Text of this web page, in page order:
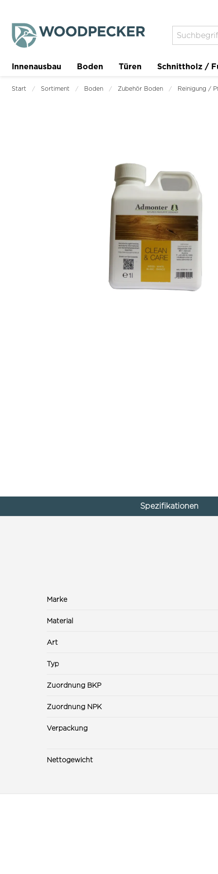
Innenausbau Boden Türen Schnittholz /
Trockenbau Planer
Start Sortiment Boden Zubehör Boden Reinigung /
Spezifikationen
Marke
Material
Art
Typ
Zuordnung BKP
Zuordnung NPK
Verpackung
Nettogewicht